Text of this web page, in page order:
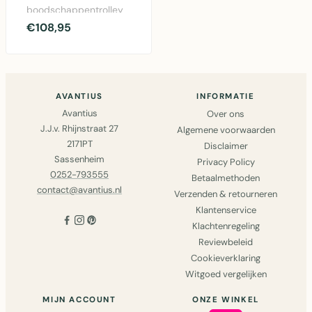
boodschappentrolley
van Playmarket in
€108,95
AVANTIUS
Avantius
J.J.v. Rhijnstraat 27
2171PT
Sassenheim
0252-793555
contact@avantius.nl
INFORMATIE
Over ons
Algemene voorwaarden
Disclaimer
Privacy Policy
Betaalmethoden
Verzenden & retourneren
Klantenservice
Klachtenregeling
Reviewbeleid
Cookieverklaring
Witgoed vergelijken
MIJN ACCOUNT ONZE WINKEL